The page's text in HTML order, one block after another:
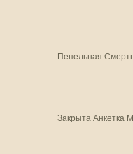
Пепельная
Закрыта Анкетка